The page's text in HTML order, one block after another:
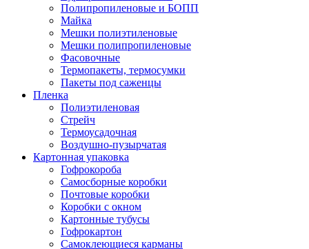
Полипропиленовые и БОПП
Майка
Мешки полиэтиленовые
Мешки полипропиленовые
Фасовочные
Термопакеты, термосумки
Пакеты под саженцы
Пленка
Полиэтиленовая
Стрейч
Термоусадочная
Воздушно-пузырчатая
Картонная упаковка
Гофрокороба
Самосборные коробки
Почтовые коробки
Коробки с окном
Картонные тубусы
Гофрокартон
Самоклеющиеся карманы